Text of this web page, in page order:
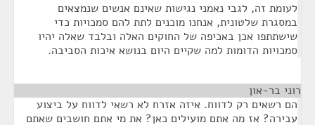
לעומת זה, לגבי נאמני נגישות שאינם אנשים שנמצאים
במסגרת שלטונית, אנחנו מוכנים לתת להם סמכויות כדי
שישתתפו אכן באכיפה של החוקים האלה ובלבד שאלה יהיו
סמכויות הדומות למה שקיים היום בנושא איכות הסביבה.
רוני בר-און
הם רשאים רק לדווח. איזה אזרח לא רשאי לדווח על ביצוע
עבירה? אז מה אתם מועילים כאן? את מי אתם חושבים שאתם